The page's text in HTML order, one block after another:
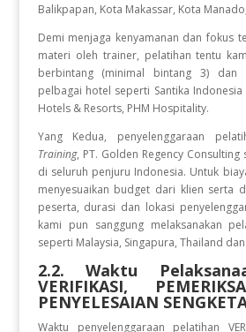
Balikpapan, Kota Makassar, Kota
Demi menjaga kenyamanan dan fokus
materi oleh trainer, pelatihan tentu
berbintang (minimal bintang 3) dan
pelbagai hotel seperti Santika
Hotels & Resorts, PHM Hospitality.
Yang Kedua, penyelenggaraan
Training, PT. Golden Regency Consulting
di seluruh penjuru Indonesia. Untuk
menyesuaikan budget dari klien serta
peserta, durasi dan lokasi
kami pun sanggung melaksanakan
seperti Malaysia, Singapura, Thailand
2.2. Waktu
VERIFIKASI,
PENYELESAIAN
Waktu penyelenggaraan pelatihan